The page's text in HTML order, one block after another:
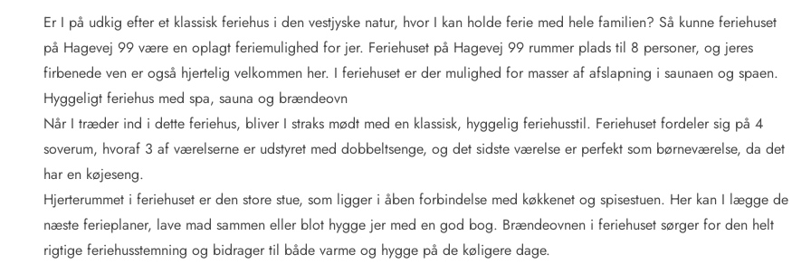
Rengøring
Gavekort
Book tidligt
Lejebetingelser
Vejret i Danmark
Sæsontider
Baderegler
Naturbeskyttelse
Webcam
Fotokonkurrence
Er I på udkig efter et klassisk feriehus i den vestjyske natur, hvor I kan holde ferie med hele familien? Så kunne feriehuset
på Hagevej 99 være en oplagt feriemulighed for jer. Feriehuset på Hagevej 99 rummer plads til 8 personer, og jeres
firbenede ven er også hjertelig velkommen her. I feriehuset er der mulighed for masser af afslapning i saunaen og spaen.
Hyggeligt feriehus med spa, sauna og brændeovn
Når I træder ind i dette feriehus, bliver I straks mødt med en klassisk, hyggelig feriehusstil. Feriehuset fordeler sig på 4
soverum, hvoraf 3 af værelserne er udstyret med dobbeltsenge, og det sidste værelse er perfekt som børneværelse, da det
har en køjeseng.
Hjerterummet i feriehuset er den store stue, som ligger i åben forbindelse med køkkenet og spisestuen. Her kan I lægge de
næste ferieplaner, lave mad sammen eller blot hygge jer med en god bog. Brændeovnen i feriehuset sørger for den helt
rigtige feriehusstemning og bidrager til både varme og hygge på de køligere dage.